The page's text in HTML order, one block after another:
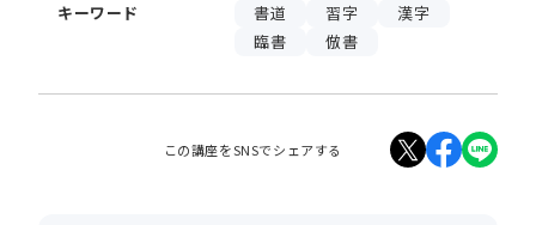
キーワード 書道 習字
漢字
臨書
倣書
この講座をSNSでシェアする